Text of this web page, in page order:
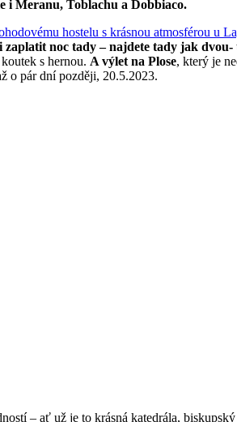
i Meranu, Toblachu a Dobbiaco.
hostelu s krásnou atmosférou u
noc tady – najdete tady jak
s hernou. A výlet na Plose, který je
o pár dní později, 20.5.2023.
– ať už je to krásná katedrála,